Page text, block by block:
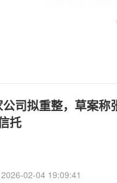
司拟重整，草案称
托
2026-02-04 19:09:41